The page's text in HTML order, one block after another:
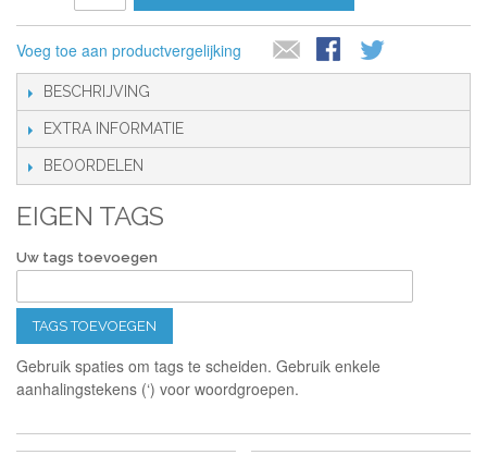
Voeg toe aan productvergelijking
BESCHRIJVING
EXTRA INFORMATIE
BEOORDELEN
EIGEN TAGS
Uw tags toevoegen
TAGS TOEVOEGEN
Gebruik spaties om tags te scheiden. Gebruik enkele
aanhalingstekens (‘) voor woordgroepen.